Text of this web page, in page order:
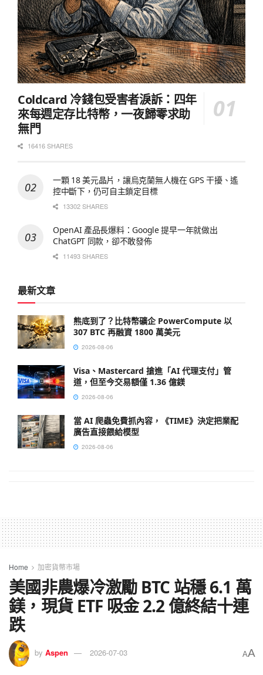
Coldcard 冷錢包受害者淚訴：四年
來每週定存比特幣，一夜歸零求助
無門
16416 SHARES
一顆 18 美元晶片，讓烏克蘭無人機在 GPS 干擾、遙
控中斷下，仍可自主鎖定目標
13302 SHARES
OpenAI 產品長爆料：Google 提早一年就做出
ChatGPT 同款，卻不敢發佈
11493 SHARES
最新文章
熊底到了？比特幣礦企 PowerCompute 以
307 BTC 再融資 1800 萬美元
2026-08-06
Visa、Mastercard 搶進「AI 代理支付」管
道，但至今交易額僅 1.36 億鎂
2026-08-06
當 AI 爬蟲免費抓內容，《TIME》決定把業配
廣告直接餵給模型
2026-08-06
Home 加密貨幣市場
美國非農爆冷激勵 BTC 站穩 6.1 萬
鎂，現貨 ETF 吸金 2.2 億終結十連
跌
by Aspen 2026-07-03 AA